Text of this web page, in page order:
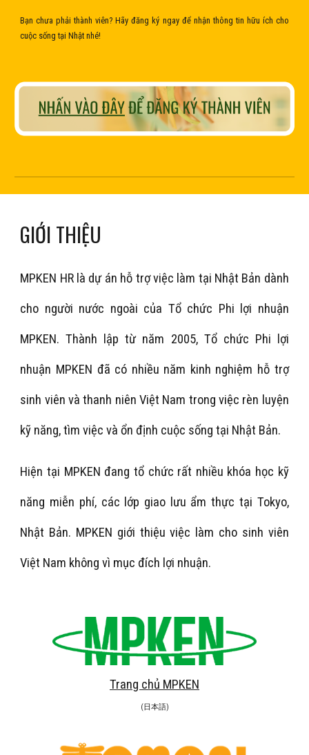
Bạn chưa phải thành viên? Hãy đăng ký ngay để nhận thông tin hữu ích cho
cuộc sống tại Nhật nhé!
GIỚI THIỆU
MPKEN HR là dự án hỗ trợ việc làm tại Nhật Bản dành
cho người nước ngoài của Tổ chức Phi lợi nhuận
MPKEN. Thành lập từ năm 2005, Tổ chức Phi lợi
nhuận MPKEN đã có nhiều năm kinh nghiệm hỗ trợ
sinh viên và thanh niên Việt Nam trong việc rèn luyện
kỹ năng, tìm việc và ổn định cuộc sống tại Nhật Bản.
Hiện tại MPKEN đang tổ chức rất nhiều khóa học kỹ
năng miễn phí, các lớp giao lưu ẩm thực tại Tokyo,
Nhật Bản. MPKEN giới thiệu việc làm cho sinh viên
Việt Nam không vì mục đích lợi nhuận.
Trang chủ MPKEN
(日本語)